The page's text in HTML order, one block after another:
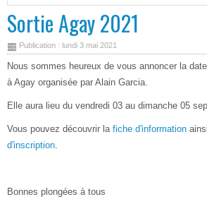
Sortie Agay 2021
Publication : lundi 3 mai 2021
Nous sommes heureux de vous annoncer la
à Agay organisée par Alain Garcia.
Elle aura lieu du vendredi 03 au dimanche 05
Vous pouvez découvrir la fiche d'information
d'inscription.
Bonnes plongées à tous